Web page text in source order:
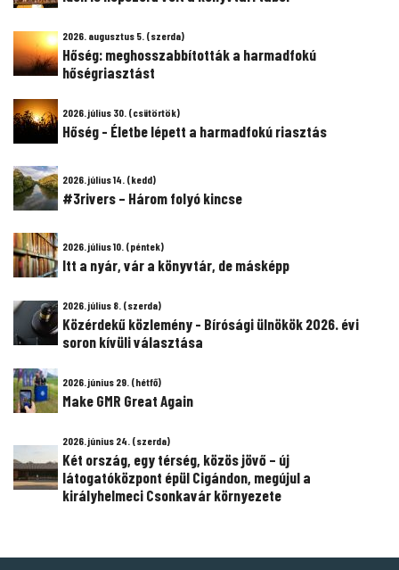
2026. augusztus 5. (szerda)
Hőség: meghosszabbították a harmadfokú
hőségriasztást
2026. július 30. (csütörtök)
Hőség - Életbe lépett a harmadfokú riasztás
2026. július 14. (kedd)
#3rivers – Három folyó kincse
2026. július 10. (péntek)
Itt a nyár, vár a könyvtár, de másképp
2026. július 8. (szerda)
Közérdekű közlemény - Bírósági ülnökök 2026. évi
soron kívüli választása
2026. június 29. (hétfő)
Make GMR Great Again
2026. június 24. (szerda)
Két ország, egy térség, közös jövő – új
látogatóközpont épül Cigándon, megújul a
királyhelmeci Csonkavár környezete